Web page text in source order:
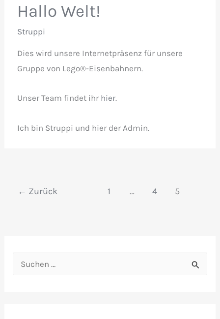
Hallo Welt!
Struppi
Dies wird unsere Internetpräsenz für unsere
Gruppe von Lego®-Eisenbahnern.
Unser Team findet ihr hier.
Ich bin Struppi und hier der Admin.
← Zurück 1 … 4 5
u